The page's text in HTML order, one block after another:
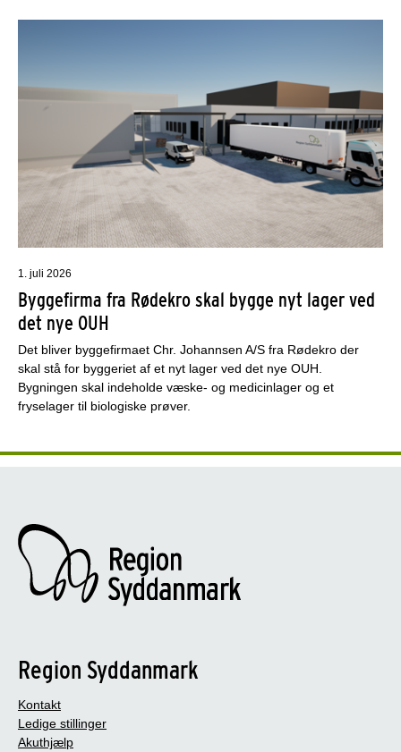
1. juli 2026
Byggefirma fra Rødekro skal bygge nyt lager ved
det nye OUH
Det bliver byggefirmaet Chr. Johannsen A/S fra Rødekro der
skal stå for byggeriet af et nyt lager ved det nye OUH.
Bygningen skal indeholde væske- og medicinlager og et
fryselager til biologiske prøver.
Region Syddanmark
Kontakt
Ledige stillinger
Akuthjælp